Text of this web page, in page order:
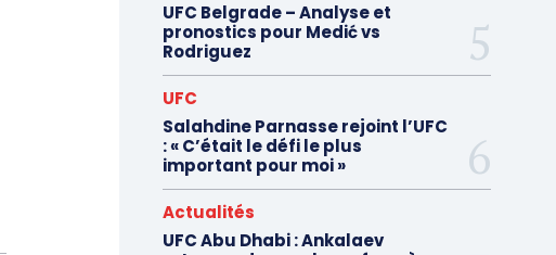
UFC Belgrade – Analyse et
pronostics pour Medić vs
Rodriguez
UFC
Salahdine Parnasse rejoint l’UFC
: « C’était le défi le plus
important pour moi »
Actualités
UFC Abu Dhabi : Ankalaev